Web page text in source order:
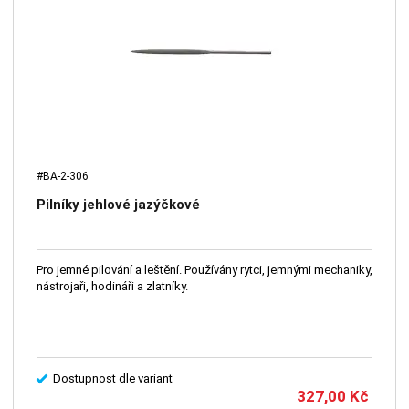
#BA-2-306
Pilníky jehlové jazýčkové
Pro jemné pilování a leštění. Používány rytci, jemnými mechaniky,
nástrojaři, hodináři a zlatníky.
Dostupnost dle variant
327,00 Kč